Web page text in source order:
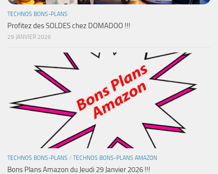
TECHNOS BONS-PLANS
Profitez des SOLDES chez DOMADOO !!!
29 JANVIER 2026
TECHNOS BONS-PLANS / TECHNOS BONS-PLANS AMAZON
Bons Plans Amazon du Jeudi 29 Janvier 2026 !!!